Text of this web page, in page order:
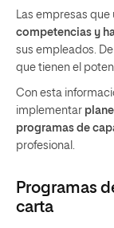
Las empresas
competencias y
sus empleados.
que tienen el
Con esta
implementar
programas de
profesional.
Programas
carta